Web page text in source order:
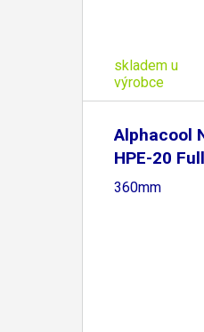
skladem u
výrobce
Alphacool
HPE-20
360mm